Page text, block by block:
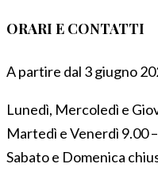
ORARI E CONTATTI
A partire dal 3 giugno
Lunedì, Mercoledì e
Martedì e Venerdì 9.00
Sabato e Domenica